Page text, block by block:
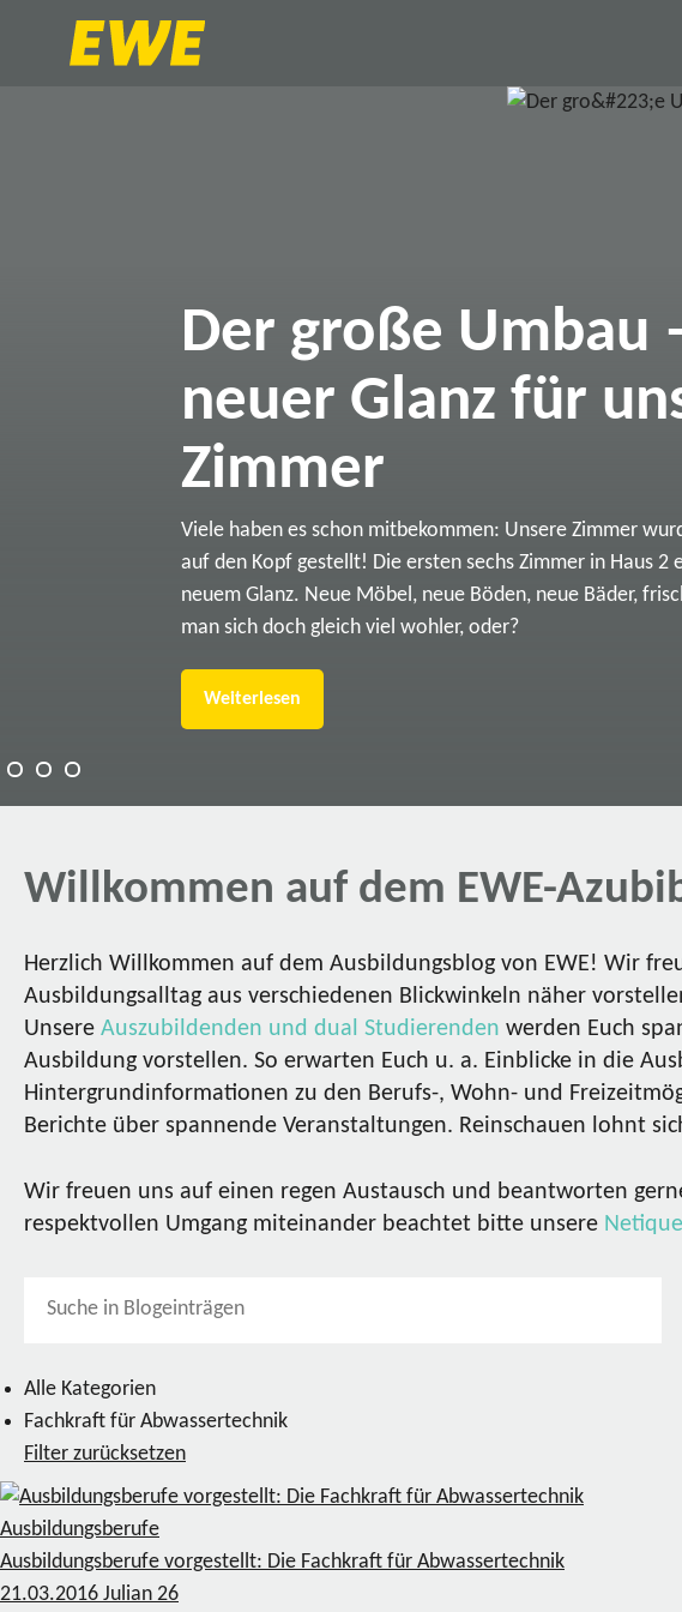
Der große Umbau
neuer Glanz für
Zimmer
Viele haben es schon mitbekommen: Unsere Zimmer
auf den Kopf gestellt! Die ersten sechs Zimmer in Haus 2
neuem Glanz. Neue Möbel, neue Böden, neue Bäder,
man sich doch gleich viel wohler, oder?
Weiterlesen
Willkommen auf dem EWE-
Herzlich Willkommen auf dem Ausbildungsblog von EWE! Wir
Ausbildungsalltag aus verschiedenen Blickwinkeln näher
Unsere Auszubildenden und dual Studierenden werden Euch
Ausbildung vorstellen. So erwarten Euch u. a. Einblicke in die
Hintergrundinformationen zu den Berufs-, Wohn- und
Berichte über spannende Veranstaltungen. Reinschauen lohnt
Wir freuen uns auf einen regen Austausch und beantworten
respektvollen Umgang miteinander beachtet bitte unsere
Alle Kategorien
Fachkraft für Abwassertechnik
Filter zurücksetzen
Ausbildungsberufe
Ausbildungsberufe vorgestellt: Die Fachkraft für Abwassertechnik
21.03.2016 Julian 26